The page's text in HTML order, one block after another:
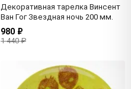
Декоративная тарелка Винсент
Ван Гог Звездная ночь 200 мм.
980 ₽
1 440 ₽